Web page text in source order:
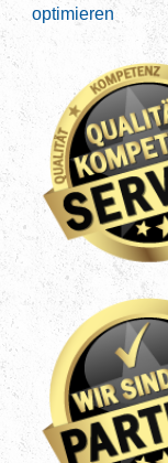
optimieren